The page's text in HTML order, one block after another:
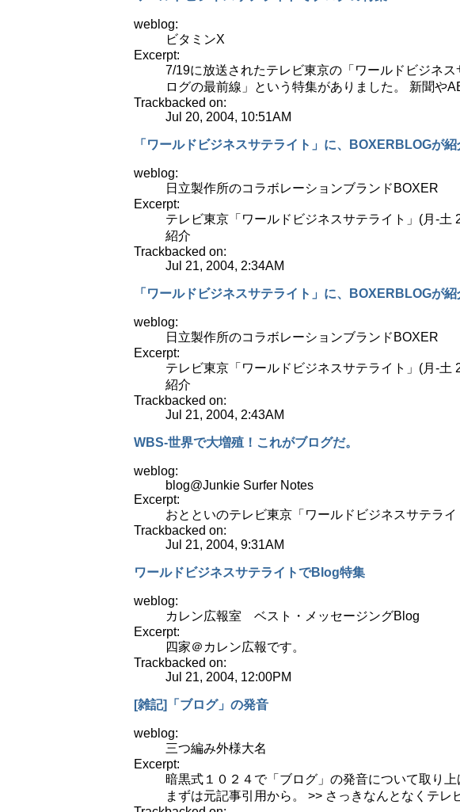
weblog:
ビタミンX
Excerpt:
7/19に放送されたテレビ東京の「ワールドビジネ
ログの最前線」という特集がありました。 新聞や
Trackbacked on:
Jul 20, 2004, 10:51AM
「ワールドビジネスサテライト」に、BOXERBLOGが紹
weblog:
日立製作所のコラボレーションブランドBOXER
Excerpt:
テレビ東京「ワールドビジネスサテライト」(月-
紹介
Trackbacked on:
Jul 21, 2004, 2:34AM
「ワールドビジネスサテライト」に、BOXERBLOGが紹
weblog:
日立製作所のコラボレーションブランドBOXER
Excerpt:
テレビ東京「ワールドビジネスサテライト」(月-
紹介
Trackbacked on:
Jul 21, 2004, 2:43AM
WBS-世界で大増殖！これがブログだ。
weblog:
blog@Junkie Surfer Notes
Excerpt:
おとといのテレビ東京「ワールドビジネスサテラ
Trackbacked on:
Jul 21, 2004, 9:31AM
ワールドビジネスサテライトでBlog特集
weblog:
カレン広報室 ベスト・メッセージングBlog
Excerpt:
四家＠カレン広報です。
Trackbacked on:
Jul 21, 2004, 12:00PM
[雑記]「ブログ」の発音
weblog:
三つ編み外様大名
Excerpt:
暗黒式１０２４で「ブログ」の発音について取り
まずは元記事引用から。 >> さっきなんとなくテレ